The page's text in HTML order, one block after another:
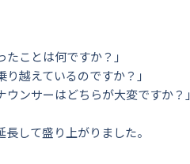
ことは何ですか？」
越えているのですか？」
ンサーはどちらが大変ですか？」
して盛り上がりました。